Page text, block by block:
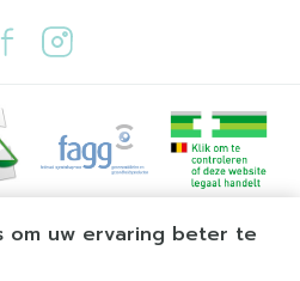
om uw ervaring beter te